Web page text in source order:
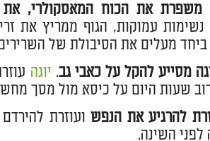
משפרת את הכוח המאסקולרי,
נשימות עמוקות, הגוף ממריץ את
מעלים את הסיבולת של
מסייע להקל על כאבי גב. יוגה
שעות היום על כיסא מול מסך
להרגיע את הנפשועוזרת
השינה.